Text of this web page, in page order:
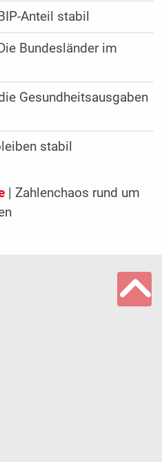
Anteil stabil
Bundesländer im
Gesundheitsausgaben
stabil
| Zahlenchaos rund um